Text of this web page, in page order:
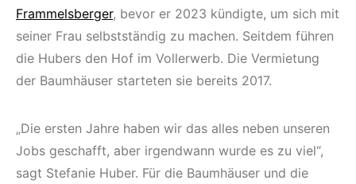
Frammelsberger, bevor er 2023 kündigte, um sich mit
seiner Frau selbstständig zu machen. Seitdem führen
die Hubers den Hof im Vollerwerb. Die Vermietung
der Baumhäuser starteten sie bereits 2017.
„Die ersten Jahre haben wir das alles neben unseren
Jobs geschafft, aber irgendwann wurde es zu viel“,
sagt Stefanie Huber. Für die Baumhäuser und die